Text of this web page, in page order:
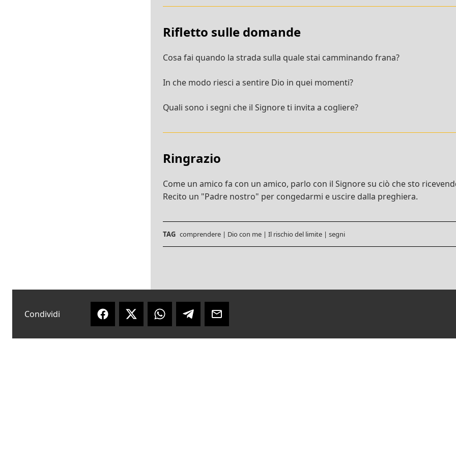
Rifletto sulle domande
Cosa fai quando la strada sulla quale stai camminando frana?
In che modo riesci a sentire Dio in quei momenti?
Quali sono i segni che il Signore ti invita a cogliere?
Ringrazio
Come un amico fa con un amico, parlo con il Signore su ciò che sto
Recito un "Padre nostro" per congedarmi e uscire dalla preghiera.
TAG comprendere | Dio con me | Il rischio del limite | segni
Condividi